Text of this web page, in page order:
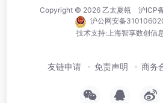
Copyright © 2026 乙太夏瓴
沪ICP
沪公网安备
技术支持:上海智享数创信
友链申请 免责声明 商务